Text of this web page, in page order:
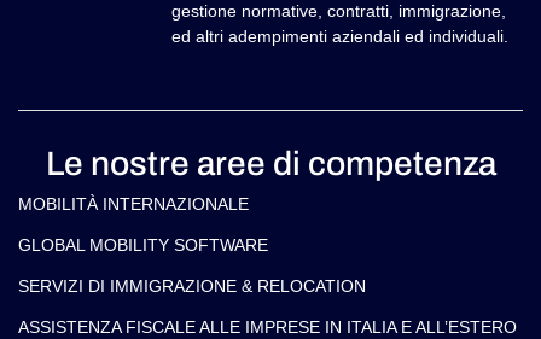
gestione normative, contratti, immigrazione,
ed altri adempimenti aziendali ed individuali.
Le nostre aree di competenza
MOBILITÀ INTERNAZIONALE
GLOBAL MOBILITY SOFTWARE​
SERVIZI DI IMMIGRAZIONE & RELOCATION
ASSISTENZA FISCALE ALLE IMPRESE IN ITALIA E ALL’ESTERO